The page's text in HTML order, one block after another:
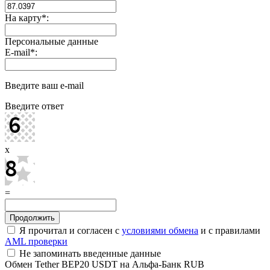
На карту*:
Персональные данные
E-mail*:
Введите ваш e-mail
Введите ответ
x
=
Я прочитал и согласен с условиями обмена и с правилами
AML проверки
Не запоминать введенные данные
Обмен Tether BEP20 USDT на Альфа-Банк RUB